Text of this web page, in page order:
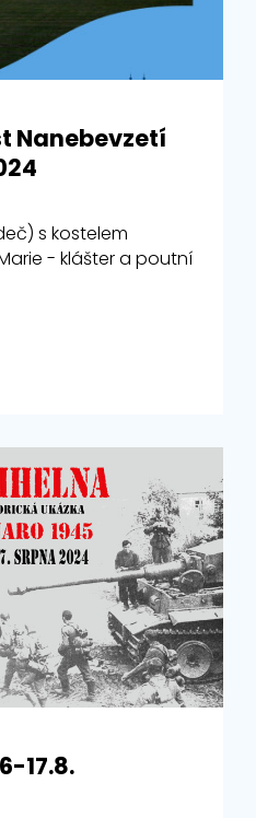
Nanebevzetí
s kostelem
- klášter a poutní
17.8.